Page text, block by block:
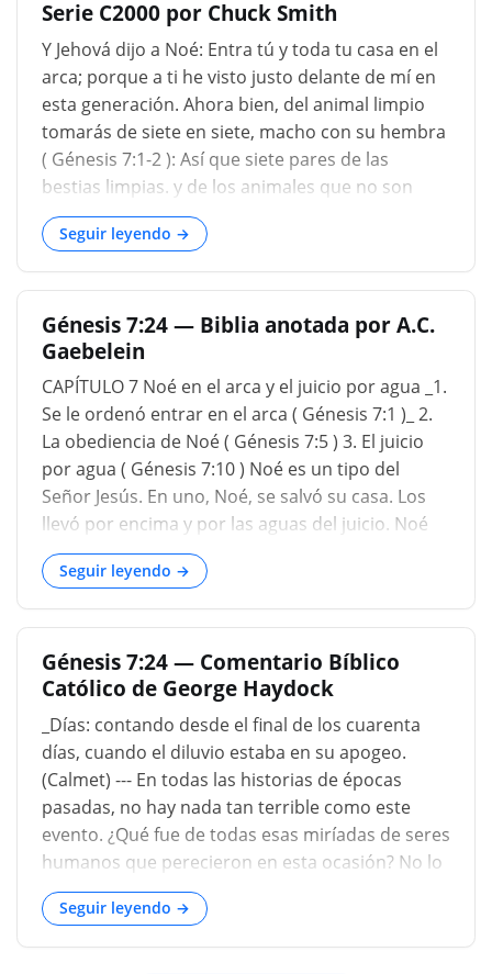
pueblo en el último,« Ven, bendito de mi padre
heredar el reino preparado para ti de la
Fundación del Mundo. »« Salida »es la palabra de
justicia y juicio, pero« ven »es la palabra de
misericordia y gracia. «El Señor dijo a Noah, ven,
tú y toda tu casa en el arca; ». Génesis 7:1....
Serie C2000 por Chuck Smith
Y Jehová dijo a Noé: Entra tú y toda tu casa en el
arca; porque a ti he visto justo delante de mí en
esta generación. Ahora bien, del animal limpio
tomarás de siete en siete, macho con su hembra
( Génesis 7:1-2 ): Así que siete pares de las
bestias limpias. y de los animales que no son
limpios por dos, el macho y su hembra. De las
aves del cielo de siete en siete, macho y hembra;
para mantener viva la semilla sobre la faz de
toda la tierra. Porque en siete días haré llover
sobre la tierra cuarenta días y cuarenta noches;
y todo ser viviente que he hecho, lo destruiré de
sobre la faz de la tierra. E hizo Noé conforme a
todo lo que le mandó Jehová. Y Noé tenía
seiscientos años cuando el diluvio de las aguas
vino sobre la tierra. Y entró Noé, y sus hijos, y su
mujer, y las mujeres de sus hijos con él, en el
arca, a causa de las aguas del diluvio. Y de los
Seguir leyendo →
Génesis 7:24 — Biblia anotada por A.C.
Gaebelein
CAPÍTULO 7 Noé en el arca y el juicio por agua _1.
Se le ordenó entrar en el arca ( Génesis 7:1 )_ 2.
La obediencia de Noé ( Génesis 7:5 ) 3. El juicio
por agua ( Génesis 7:10 ) Noé es un tipo del
Señor Jesús. En uno, Noé, se salvó su casa. Los
llevó por encima y por las aguas del juicio. Noé
también es un tipo del remanente judío que
pasará por la gran tribulación y los juicios
venideros. El arca de madera de gofer,
acampanada por dentro y por fuera con brea, es
un símbolo del Señor Jesucristo; Noé
preparando el arca, el tipo de Cristo, logrando la
salvación, habiéndola terminado. El diluvio es un
tipo de la muerte de Cristo. “Todas tus olas y tus
olas han pasado sobre mí”
Seguir leyendo →
Génesis 7:24 — Comentario Bíblico
Católico de George Haydock
_Días: contando desde el final de los cuarenta
días, cuando el diluvio estaba en su apogeo.
(Calmet) --- En todas las historias de épocas
pasadas, no hay nada tan terrible como este
evento. ¿Qué fue de todas esas miríadas de seres
humanos que perecieron en esta ocasión? No lo
sabemos. Algunos han supuesto caritativamente
que, aunque la mayor parte pereció
eternamente, unos pocos que habían sido
Seguir leyendo →